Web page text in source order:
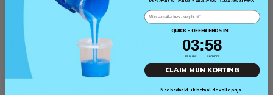
dan 100 jaar expertise.
Certificeringen & Veiligheid
FDA CFR 21 §177.2600 gecertificeerd voor voedselveilig
BfR XV conform (Bundesinstitut für Risikobewertung)
Email
QUICK - OFFER ENDS IN...
03
minutes
:58
seconds
CLAIM MIJN KORTING
Nee bedankt, ik betaal de volle prijs...